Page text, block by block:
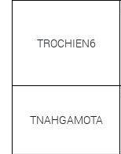
TROCHIEN6
TNAHGAMOTA